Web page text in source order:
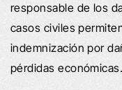
responsable de los
casos civiles
indemnización por
pérdidas económicas.